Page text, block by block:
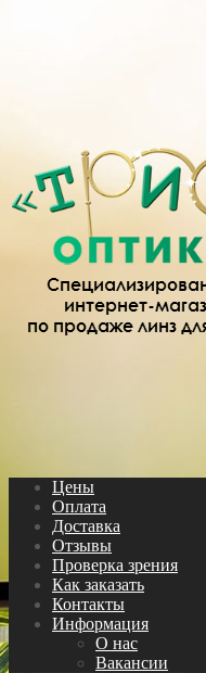
Цены
Оплата
Доставка
Отзывы
Проверка зрения
Как заказать
Контакты
Информация
О нас
Вакансии